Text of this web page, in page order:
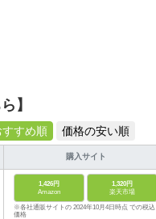
】
すめ順 価格の安い順
購入サイト
1,426円
Amazon
1,320円
楽天市場
※各社通販サイトの 2024年10月4日時点 での税込
価格